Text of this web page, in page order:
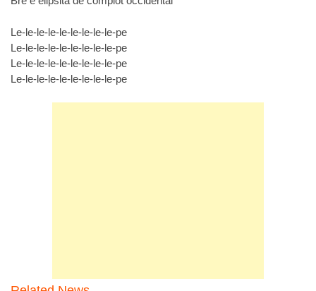
Le-le-le-le-le-le-le-le-le-pe
Le-le-le-le-le-le-le-le-le-pe
Le-le-le-le-le-le-le-le-le-pe
Le-le-le-le-le-le-le-le-le-pe